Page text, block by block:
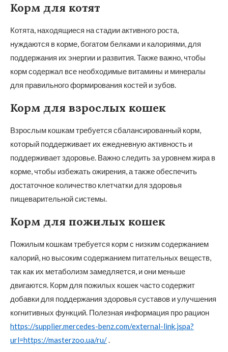
Корм для котят
Котята, находящиеся на стадии активного роста,
нуждаются в корме, богатом белками и калориями, для
поддержания их энергии и развития. Также важно, чтобы
корм содержал все необходимые витамины и минералы
для правильного формирования костей и зубов.
Корм для взрослых кошек
Взрослым кошкам требуется сбалансированный корм,
который поддерживает их ежедневную активность и
поддерживает здоровье. Важно следить за уровнем жира в
корме, чтобы избежать ожирения, а также обеспечить
достаточное количество клетчатки для здоровья
пищеварительной системы.
Корм для пожилых кошек
Пожилым кошкам требуется корм с низким содержанием
калорий, но высоким содержанием питательных веществ,
так как их метаболизм замедляется, и они меньше
двигаются. Корм для пожилых кошек часто содержит
добавки для поддержания здоровья суставов и улучшения
когнитивных функций. Полезная информация про рацион
https://supplier.mercedes-benz.com/external-link.jspa?
url=https://masterzoo.ua/ru/.